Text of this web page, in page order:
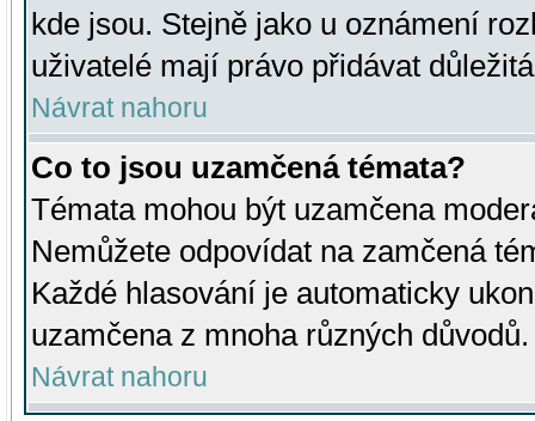
kde jsou. Stejně jako u oznámení
uživatelé mají právo přidávat
Návrat nahoru
Co to jsou uzamčená témata?
Témata mohou být uzamčena
Nemůžete odpovídat na zamčená
Každé hlasování je automaticky
uzamčena z mnoha různých důvodů.
Návrat nahoru